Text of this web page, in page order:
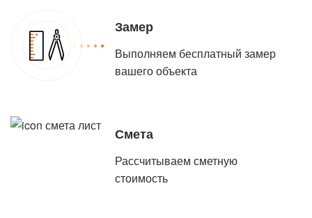
Замер
Выполняем бесплатный замер
вашего объекта
Смета
Рассчитываем сметную
стоимость